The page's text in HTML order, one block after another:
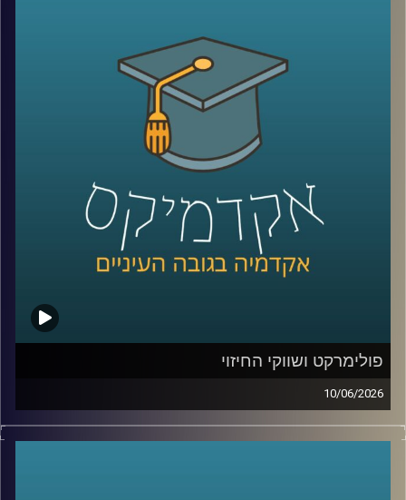
ביטחון לאומי והשפעה עולמית.
בפרק של היום נדבר על איך אנרגיה מעצבת את העולם
שאנחנו חיים בו, איך גילוי הגז שינה את המעמד של ישראל
במזרח התיכון, למה מצרים הפכה לשחקנית מרכזית בתחום,
ואיך שיתופי פעולה אנרגטיים יכולים להשפיע גם על יחסים
איתנו היום ד״ר עמית מור, מנכ"ל משותף באקו-אנרג'י יעוץ
כלכלי אסטרטגי ומרצה באוניברסיטת רייכמן. מומחה בינ"ל
לכלכלת אנרגיה וסביבה, חשמל גז טבעי ונפט, בעל ניסיון עשיר
בייעוץ לממשלות, חברות בינלאומיות ומוסדות פיננסיים, יועץ
לבנק העולמי בפרויקטים גלובליים בתחומי אנרגיה ותשתיות.
פולימרקט ושווקי החיזוי
10/06/2026
האם ישו יחזור בשנת 2026?
האם תהיה תקיפה באיראן לפני סוף החודש?